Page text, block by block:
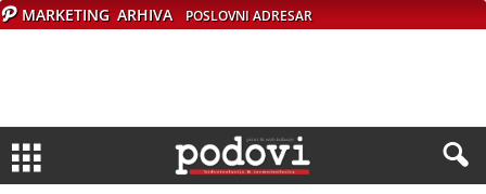
MARKETING ARHIVA POSLOVNI ADRESAR